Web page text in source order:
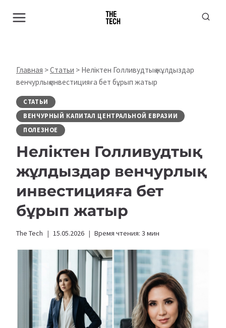
Главная >Статьи > Неліктен Голливудтық жұлдыздар
венчурлық инвестицияға бет бұрып жатыр
СТАТЬИ
ВЕНЧУРНЫЙ КАПИТАЛ ЦЕНТРАЛЬНОЙ ЕВРАЗИИ
ПОЛЕЗНОЕ
Неліктен Голливудтық
жұлдыздар венчурлық
инвестицияға бет
бұрып жатыр
The Tech 15.05.2026 Время чтения: 3 мин